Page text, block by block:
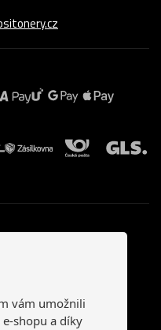
vám umožnili
shopu a díky